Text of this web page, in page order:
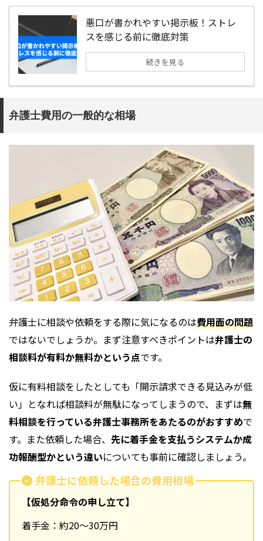
悪口が書かれやすい掲示板！ストレ
スを感じる前に徹底対策
続きを見る
弁護士費用の一般的な相場
弁護士に相談や依頼をする際に気になるのは費用面の問題
ではないでしょうか。まず注意すべきポイントは弁護士の
相談料が有料か無料かという点です。
仮に有料相談をしたとしても「開示請求できる見込みが低
い」となれば相談料が無駄になってしまうので、まずは無
料相談を行っている弁護士事務所をあたるのがおすすめで
す。また依頼した場合、 先に着手金を支払うシステムか成
功報酬型かという違いについても事前に確認しましょう。
弁護士に依頼した場合の費用相場
【仮処分命令の申し立て】
着手金：約20〜30万円